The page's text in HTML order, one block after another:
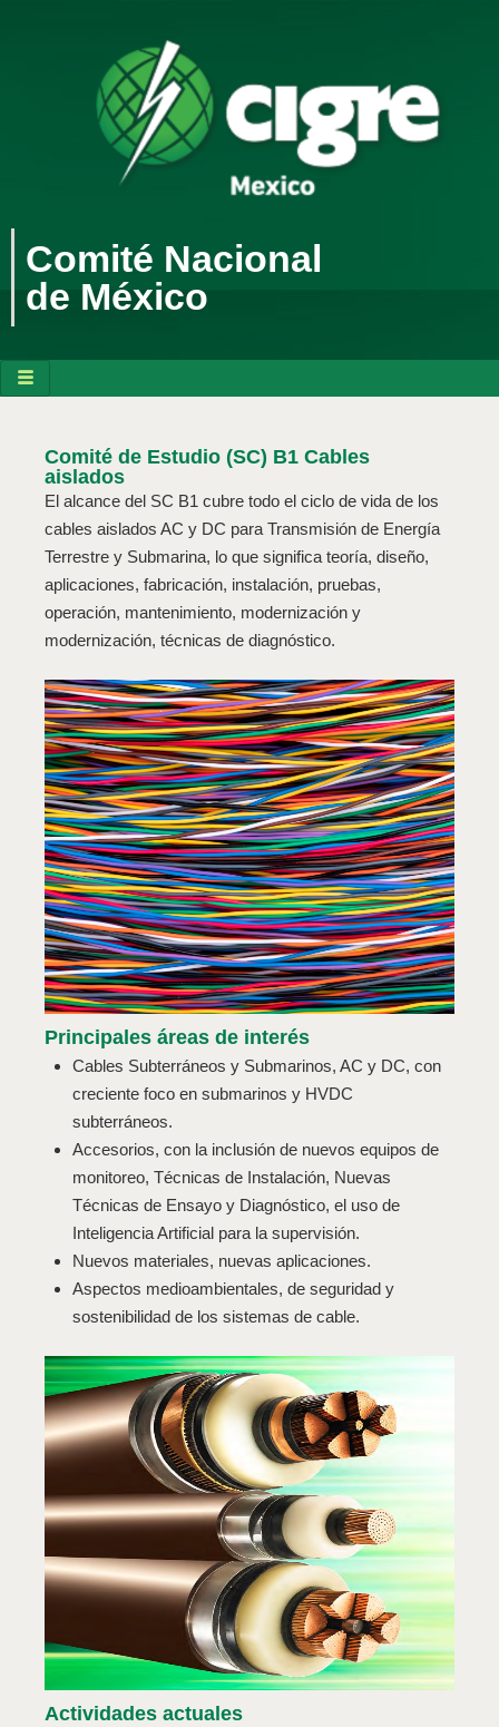
Comité Nacional
de México
Comité de Estudio (SC) B1 Cables
aislados
El alcance del SC B1 cubre todo el ciclo de vida de los
cables aislados AC y DC para Transmisión de Energía
Terrestre y Submarina, lo que significa teoría, diseño,
aplicaciones, fabricación, instalación, pruebas,
operación, mantenimiento, modernización y
modernización, técnicas de diagnóstico.
Principales áreas de interés
Cables Subterráneos y Submarinos, AC y DC, con
creciente foco en submarinos y HVDC
subterráneos.
Accesorios, con la inclusión de nuevos equipos de
monitoreo, Técnicas de Instalación, Nuevas
Técnicas de Ensayo y Diagnóstico, el uso de
Inteligencia Artificial para la supervisión.
Nuevos materiales, nuevas aplicaciones.
Aspectos medioambientales, de seguridad y
sostenibilidad de los sistemas de cable.
Actividades actuales